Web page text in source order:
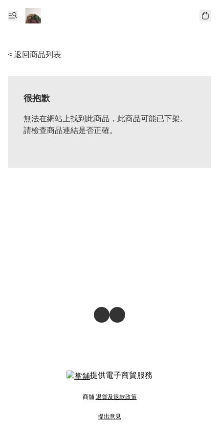
< 返回商品列表
很抱歉
無法在網站上找到此商品，此商品可能已下架。
請檢查商品連結是否正確。
提供電子商貿服務
商舖 退貨及退款政策
提出意見